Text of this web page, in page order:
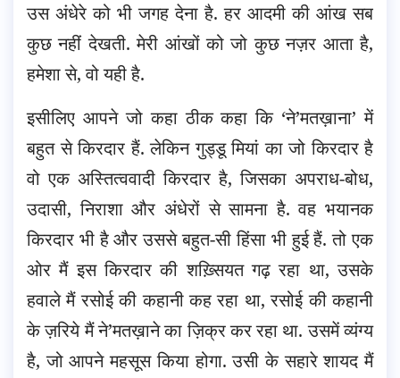
उस अंधेरे को भी जगह देना है. हर आदमी की आंख सब
कुछ नहीं देखती. मेरी आंखों को जो कुछ नज़र आता है,
हमेशा से, वो यही है.
इसीलिए आपने जो कहा ठीक कहा कि ‘ने’मतख़ाना’ में
बहुत से किरदार हैं. लेकिन गुड्डू मियां का जो किरदार है
वो एक अस्तित्ववादी किरदार है, जिसका अपराध-बोध,
उदासी, निराशा और अंधेरों से सामना है. वह भयानक
किरदार भी है और उससे बहुत-सी हिंसा भी हुई हैं. तो एक
ओर मैं इस किरदार की शख़्सियत गढ़ रहा था, उसके
हवाले मैं रसोई की कहानी कह रहा था, रसोई की कहानी
के ज़रिये मैं ने’मतख़ाने का ज़िक्र कर रहा था. उसमें व्यंग्य
है, जो आपने महसूस किया होगा. उसी के सहारे शायद मैं